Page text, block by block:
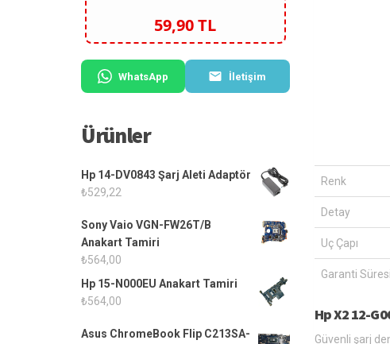
Renk
Detay
Uç Çapı
Garanti Süresi
Hp X2 12-
Güvenli şarj
59,90 TL
WhatsApp İletişim
Ürünler
Hp 14-DV0843 Şarj Aleti Adaptör
₺529,22
Sony Vaio VGN-FW26T/B
Anakart Tamiri
₺564,00
Hp 15-N000EU Anakart Tamiri
₺564,00
Asus ChromeBook Flip C213SA-